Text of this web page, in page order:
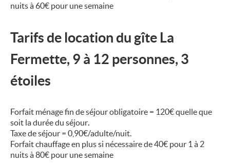
nuits à 60€ pour une semaine
Tarifs de location du gîte La
Fermette, 9 à 12 personnes, 3
étoiles
Forfait ménage fin de séjour obligatoire = 120€quelle que
soit la durée du séjour.
Taxe de séjour = 0,90€/adulte/nuit.
Forfait chauffage en plus si nécessaire de 40€ pour 1 à 2
nuits à 80€ pour une semaine